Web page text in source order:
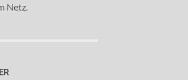
Netz.